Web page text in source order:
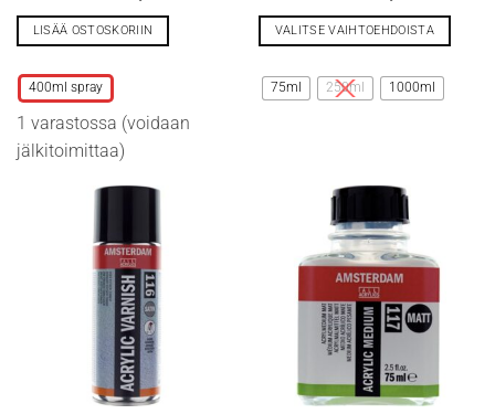
LISÄÄ OSTOSKORIIN
tuotteella
on
useampi
muunnelma.
400ml spray
1 varastossa (voidaan
jälkitoimittaa)
VALITSE VAIHTOEHDOISTA
tuotteella
on
sivulla.
75ml 250ml 1000ml